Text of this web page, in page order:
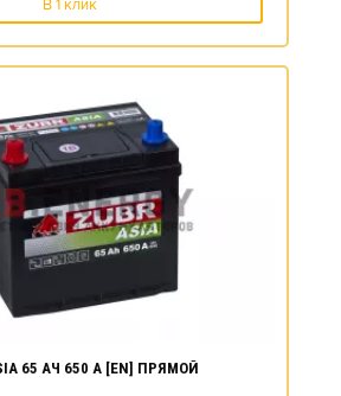
В 1 клик
65 АЧ 650 А [EN] ПРЯМОЙ